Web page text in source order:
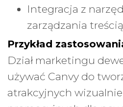
Integracja z
zarządzania
Przykład
Dział marketingu
używać Canvy do
atrakcyjnych